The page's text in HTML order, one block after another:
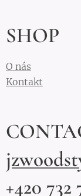
SHOP
O nás
Kontakt
+420 732